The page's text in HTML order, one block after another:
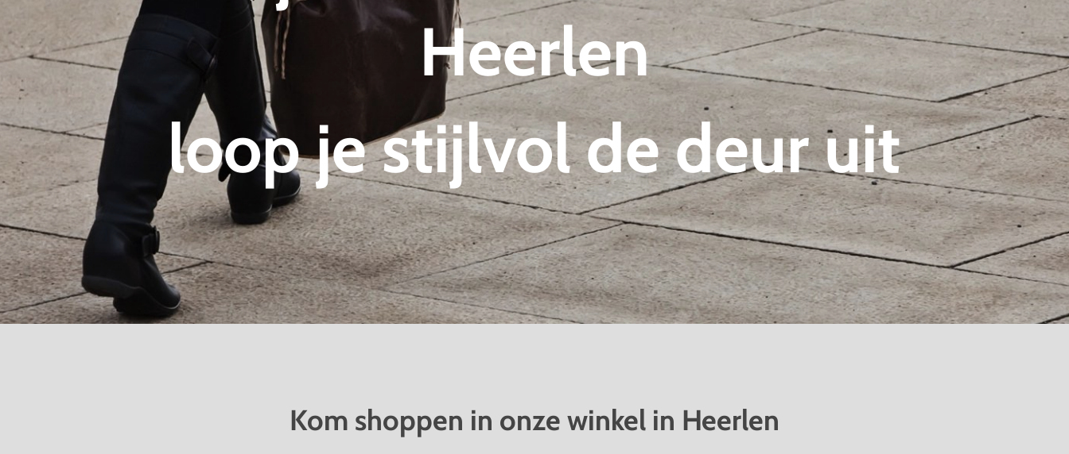
Heerlen
loop je stijlvol de deur uit
Kom shoppen in onze winkel in Heerlen